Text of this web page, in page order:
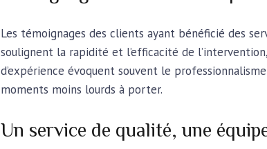
Les témoignages des clients ayant bénéficié des
soulignent la rapidité et l’efficacité de
d’expérience évoquent souvent le
moments moins lourds à porter.
Un service de qualité, une